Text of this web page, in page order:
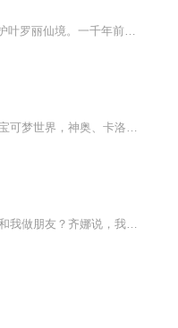
叶罗丽精灵梦✿圣世界楚汐，灵犀阁圣女，叶罗丽仙境的判官，遵从叶罗丽仙境的仙规，守护叶罗丽仙境。一千年前，楚汐陷入沉睡，一千年后，正是冰公主要消失之时，楚汐突然觉醒，为冰公主延续寿命。在她觉醒之时，仙境里的人连连欢喜，庆守护神醒来。楚汐望着仙境，又看了看脸色苍白的冰公主，她不明白，她只不过是沉睡了一千年，为何仙境变成这样？难道我曾经所信的人类，都是在骗我吗？寒，你所说的都是在骗我吗？果然，你的心里只有她…我不过…只是她的替代品吧？你将我的力量封印，不过就是想要她重生吧？千言万语不及你，或许是…我错了。——楚汐
【周末更新】我在成都地区出现，和小智、小顺、小川三个旅行过合众的老手一起旅行精灵宝可梦世界，神奥、卡洛斯、丰缘、阿罗拉……各个地区，在等着我们！
曾经，大家都十分尊重她，可现在却都不欢迎的回归。为什么？叶萝丽战士，你们都不愿意和我做朋友？齐娜说，我到底是谁？我要复仇！